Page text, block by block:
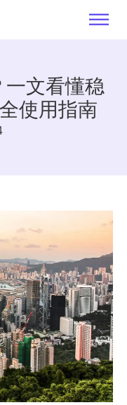
一文看懂稳
使用指南